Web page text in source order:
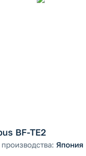
BF-TE2
Япония